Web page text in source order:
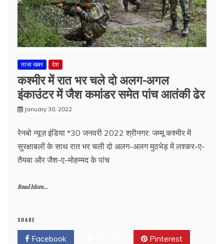
ताजा खबर देश
कश्मीर में रात भर चले दो अलग-अगल
इंकाउंटर में जैश कमांडर समेत पांच आतंकी ढेर
January 30, 2022
रेनबो न्यूज़ इंडिया *30 जनवरी 2022 श्रीनगर: जम्मू कश्मीर में
सुरक्षाबलों के साथ रात भर चली दो अलग-अलग मुठभेड़ में लश्कर-ए-
तैयबा और जैश-ए-मोहम्मद के पांच
Read More...
SHARE
Facebook Pinterest